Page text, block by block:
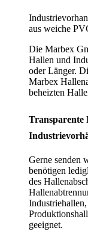
aus weiche
Die Marbex
Hallen und
oder Länger.
Marbex
beheizten
Transparente
Gerne senden
benötigen
des
geeignet.